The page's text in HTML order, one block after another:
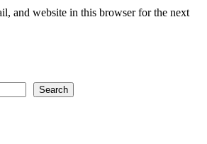
and website in this browser for the next
Search